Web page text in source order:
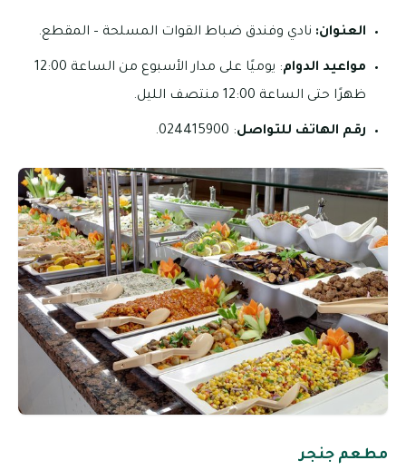
العنوان: نادي وفندق ضباط القوات المسلحة – المقطع.
مواعيد الدوام
: يوميًا على مدار الأسبوع من الساعة 12:00
ظهرًا حتى الساعة 12:00 منتصف الليل.
رقم الهاتف للتواصل: 024415900.
مطعم جنجر